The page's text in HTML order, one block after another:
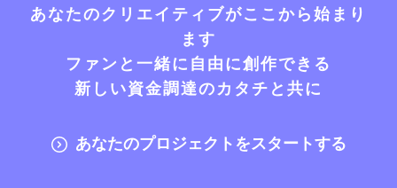
あなたのクリエイティブがここから始まり
ます
ファンと一緒に自由に創作できる
新しい資金調達のカタチと共に
あなたのプロジェクトをスタートする